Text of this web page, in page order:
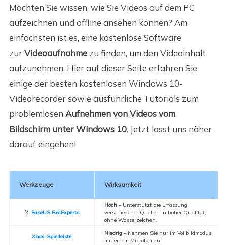
Möchten Sie wissen, wie Sie Videos auf dem PC
aufzeichnen und offline ansehen können? Am
einfachsten ist es, eine kostenlose Software
zurVideoaufnahmezu finden, um den Videoinhalt
aufzunehmen. Hier auf dieser Seite erfahren Sie
einige der besten kostenlosen Windows 10-
Videorecorder sowie ausführliche Tutorials zum
problemlosen Aufnehmen von Videos vom
Bildschirm unter Windows 10. Jetzt lasst uns näher
darauf eingehen!
Werkzeuge Wirksamkeit
🏅 EaseUS RecExperts
Hoch– Unterstützt die Erfassung
verschiedener Quellen in hoher Qualität,
ohne Wasserzeichen.
Xbox-Spielleiste Niedrig– Nehmen Sie nur im Vollbildmodus
mit einem Mikrofon auf